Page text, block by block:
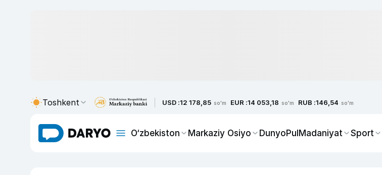
Toshkent USD :12 178,85 so'm EUR :14 053,18 so'm RUB :146,54 so'm
O‘zbekiston Markaziy Osiyo DunyoPulMadaniyat Sport